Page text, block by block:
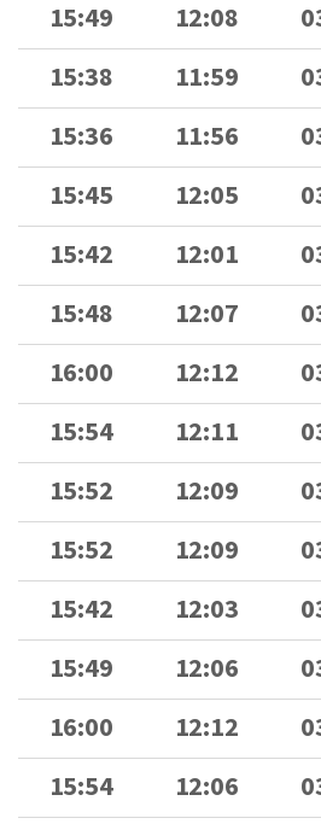
12:08
15:49
11:59
15:38
11:56
15:36
12:05
15:45
12:01
15:42
12:07
15:48
12:12
16:00
12:11
15:54
12:09
15:52
12:09
15:52
12:03
15:42
12:06
15:49
12:12
16:00
12:06
15:54